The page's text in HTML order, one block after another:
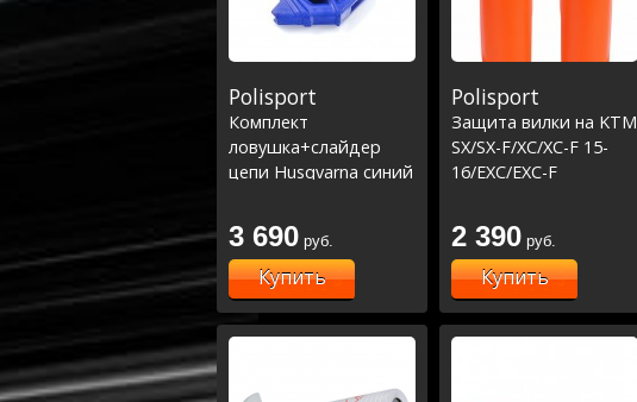
Polisport
Комплект
ловушка+слайдер
цепи Husqvarna синий
3 690 руб.
Купить
Polisport
Защита вилки на KTM
SX/SX-F/XC/XC-F 15-
16/EXC/EXC-F
15-16/TE/FE 16
2 390 руб.
Купить